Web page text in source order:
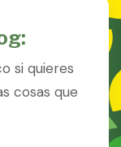
si quieres
cosas que